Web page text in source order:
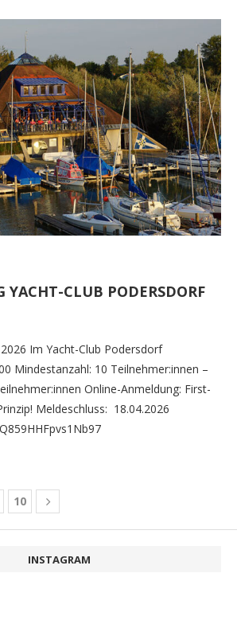
YACHT-CLUB PODERSDORF
Im Yacht-Club Podersdorf
Mindestanzahl: 10 Teilnehmer:innen –
Online-Anmeldung: First-
Meldeschluss: 18.04.2026
10
INSTAGRAM